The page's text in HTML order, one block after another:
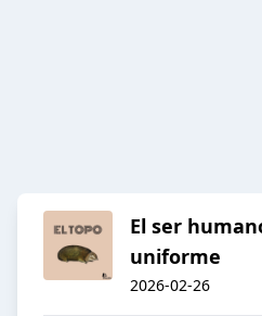
El ser
uniforme
2026-02-26